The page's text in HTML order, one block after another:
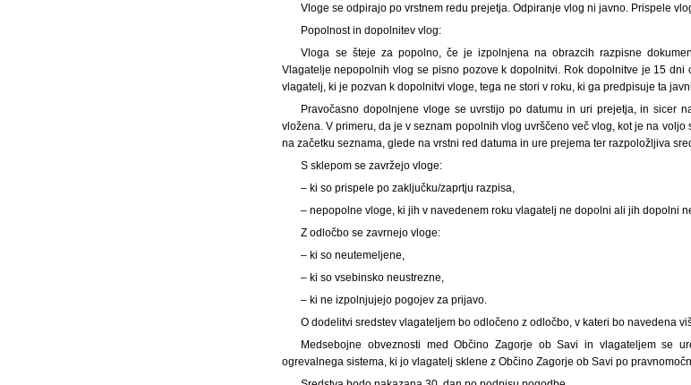
Vloge se odpirajo po vrstnem redu prejetja. Odpiranje vlog ni javno. Prispele
Popolnost in dopolnitev vlog:
Vloga se šteje za popolno, če je izpolnjena na obrazcih razpisne
Vlagatelje nepopolnih vlog se pisno pozove k dopolnitvi. Rok dopolnitve je 15 dni
vlagatelj, ki je pozvan k dopolnitvi vloge, tega ne stori v roku, ki ga predpisuje ta
Pravočasno dopolnjene vloge se uvrstijo po datumu in uri prejetja, in sicer
vložena. V primeru, da je v seznam popolnih vlog uvrščeno več vlog, kot je na
na začetku seznama, glede na vrstni red datuma in ure prejema ter razpoložljiva
S sklepom se zavržejo vloge:
– ki so prispele po zaključku/zaprtju razpisa,
– nepopolne vloge, ki jih v navedenem roku vlagatelj ne dopolni ali jih dopolni
Z odločbo se zavrnejo vloge:
– ki so neutemeljene,
– ki so vsebinsko neustrezne,
– ki ne izpolnjujejo pogojev za prijavo.
O dodelitvi sredstev vlagateljem bo odločeno z odločbo, v kateri bo navedena
Medsebojne obveznosti med Občino Zagorje ob Savi in vlagateljem se
ogrevalnega sistema, ki jo vlagatelj sklene z Občino Zagorje ob Savi po